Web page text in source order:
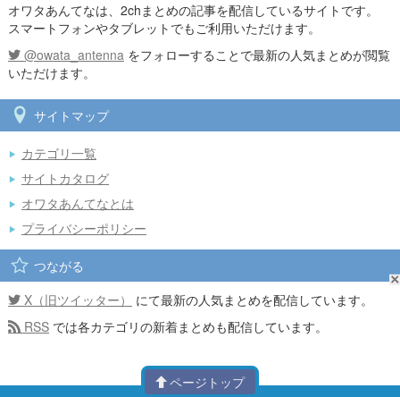
オワタあんてなは、2chまとめの記事を配信しているサイトです。
スマートフォンやタブレットでもご利用いただけます。
@owata_antenna をフォローすることで最新の人気まとめが閲覧
いただけます。
サイトマップ
カテゴリ一覧
サイトカタログ
オワタあんてなとは
プライバシーポリシー
つながる
X（旧ツイッター）
にて最新の人気まとめを配信しています。
RSS では各カテゴリの新着まとめも配信しています。
ページトップ